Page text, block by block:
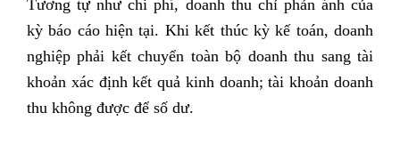
Tương tự như chi phí, doanh thu chỉ phản ánh của
kỳ báo cáo hiện tại. Khi kết thúc kỳ kế toán, doanh
nghiệp phải kết chuyển toàn bộ doanh thu sang tài
khoản xác định kết quả kinh doanh; tài khoản doanh
thu không được để số dư.